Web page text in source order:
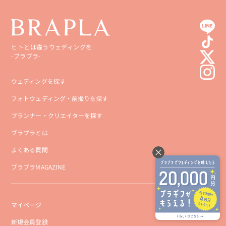
ヒトとは違うウェディングを
-ブラプラ-
ウェディングを探す
フォトウェディング・前撮りを探す
プランナー・クリエイターを探す
ブラプラとは
よくある質問
ブラプラMAGAZINE
マイページ
新規会員登録